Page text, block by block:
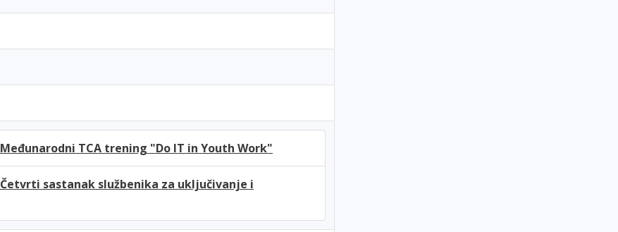
Međunarodni TCA trening "Do IT in Youth Work"
Četvrti sastanak službenika za uključivanje i